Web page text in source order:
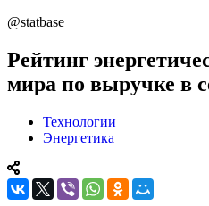
@statbase
Рейтинг
мира по выручке в
Технологии
Энергетика